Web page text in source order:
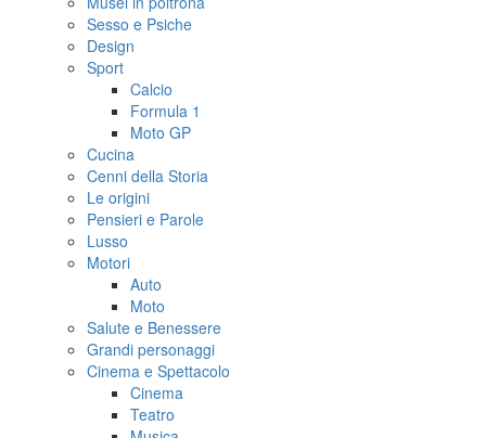
Sesso e Psiche
Design
Sport
Calcio
Formula 1
Moto GP
Cucina
Cenni della Storia
Le origini
Pensieri e Parole
Lusso
Motori
Auto
Moto
Salute e Benessere
Grandi personaggi
Cinema e Spettacolo
Cinema
Teatro